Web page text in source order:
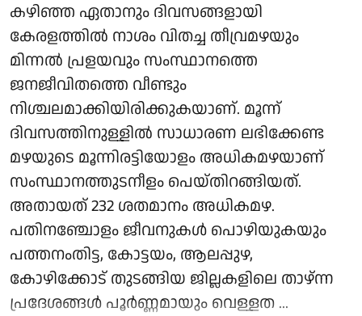
കഴിഞ്ഞ ഏതാനും ദിവസങ്ങളായി
കേരളത്തിൽ നാശം വിതച്ച തീവ്രമഴയും
മിന്നൽ പ്രളയവും സംസ്ഥാനത്തെ
ജനജീവിതത്തെ വീണ്ടും
നിശ്ചലമാക്കിയിരിക്കുകയാണ്. മൂന്ന്
ദിവസത്തിനുള്ളിൽ സാധാരണ ലഭിക്കേണ്ട
മഴയുടെ മൂന്നിരട്ടിയോളം അധികമഴയാണ്
സംസ്ഥാനത്തുടനീളം പെയ്തിറങ്ങിയത്.
അതായത് 232 ശതമാനം അധികമഴ.
പതിനഞ്ചോളം ജീവനുകൾ പൊഴിയുകയും
പത്തനംതിട്ട, കോട്ടയം, ആലപ്പുഴ,
കോഴിക്കോട് തുടങ്ങിയ ജില്ലകളിലെ താഴ്ന്ന
പ്രദേശങ്ങൾ പൂർണ്ണമായും വെള്ളത ...